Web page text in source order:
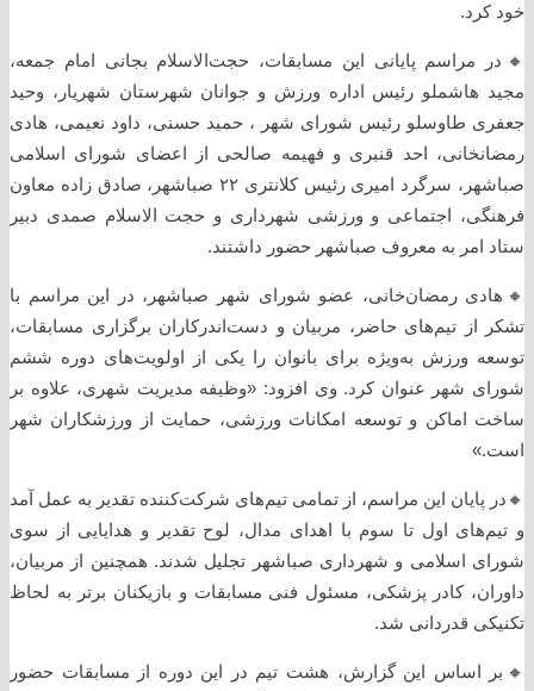
خود کرد.
🔸️در مراسم پایانی این مسابقات، حجت‌الاسلام بجانی امام جمعه،
مجید هاشملو رئیس اداره ورزش و جوانان شهرستان شهریار، وحید
جعفری طاوسلو رئیس شورای شهر ، حمید حسنی، داود نعیمی، هادی
رمضانخانی، احد قنبری و فهیمه صالحی از اعضای شورای اسلامی
صباشهر، سرگرد امیری رئیس کلانتری ۲۲ صباشهر، صادق زاده معاون
فرهنگی، اجتماعی و ورزشی شهرداری و حجت الاسلام صمدی دبیر
ستاد امر به معروف صباشهر حضور داشتند.
🔸️هادی رمضان‌خانی، عضو شورای شهر صباشهر، در این مراسم با
تشکر از تیم‌های حاضر، مربیان و دست‌اندرکاران برگزاری مسابقات،
توسعه ورزش به‌ویژه برای بانوان را یکی از اولویت‌های دوره ششم
شورای شهر عنوان کرد. وی افزود: «وظیفه مدیریت شهری، علاوه بر
ساخت اماکن و توسعه امکانات ورزشی، حمایت از ورزشکاران شهر
است.»
🔸️در پایان این مراسم، از تمامی تیم‌های شرکت‌کننده تقدیر به عمل آمد
و تیم‌های اول تا سوم با اهدای مدال، لوح تقدیر و هدایایی از سوی
شورای اسلامی و شهرداری صباشهر تجلیل شدند. همچنین از مربیان،
داوران، کادر پزشکی، مسئول فنی مسابقات و بازیکنان برتر به لحاظ
تکنیکی قدردانی شد.
🔸️بر اساس این گزارش، هشت تیم در این دوره از مسابقات حضور